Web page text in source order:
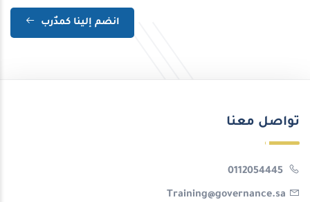
انضم إلينا كمدٌرب
تواصل معنا
Training@governance.sa